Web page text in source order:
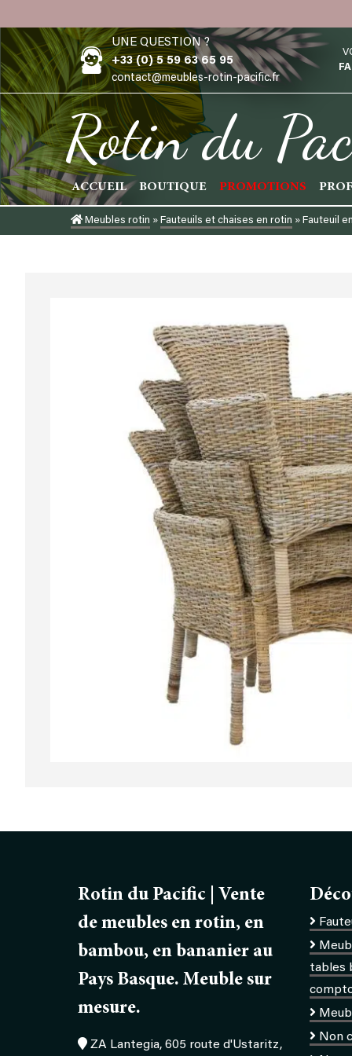
to
content
UNE QUESTION ?
+33 (0) 5 59 63 65 95
contact@meubles-rotin-pacific.fr
Rotin du
ACCUEIL BOUTIQUE PROMOTIONS
Meubles rotin »Fauteuils et chaises en rotin »Fauteuil
Rotin du Pacific | Vente
de meubles en rotin, en
bambou, en bananier au
Pays Basque. Meuble sur
mesure.
ZA Lantegia, 605 route d'Ustaritz,
tables
Non